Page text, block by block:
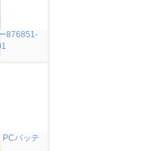
876851-
PCバッテ